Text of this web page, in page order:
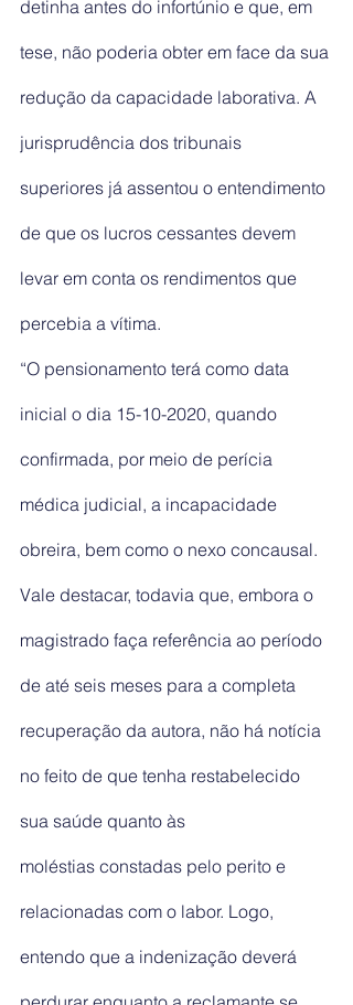
detinha antes do infortúnio e que, em
tese, não poderia obter em face da sua
redução da capacidade laborativa. A
jurisprudência dos tribunais
superiores já assentou o entendimento
de que os lucros cessantes devem
levar em conta os rendimentos que
percebia a vítima.
“O pensionamento terá como data
inicial o dia 15-10-2020, quando
confirmada, por meio de perícia
médica judicial, a incapacidade
obreira, bem como o nexo concausal.
Vale destacar, todavia que, embora o
magistrado faça referência ao período
de até seis meses para a completa
recuperação da autora, não há notícia
no feito de que tenha restabelecido
sua saúde quanto às
moléstias constadas pelo perito e
relacionadas com o labor. Logo,
entendo que a indenização deverá